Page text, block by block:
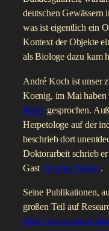
deutschen Gewässern
was ist eigentlich ein
Kontext der Objekte
als Biologe dazu kam
André Koch ist unser
Koenig, im Mai
Misofgesprochen.
Herpetologe auf der
beschrieb dort
Doktorarbeit schrieb
GastThomas Ziegler.
Seine Publikationen,
großen Teil auf
https://